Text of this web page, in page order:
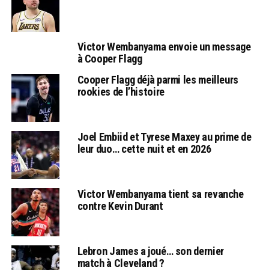
Victor Wembanyama envoie un message
à Cooper Flagg
Cooper Flagg déjà parmi les meilleurs
rookies de l’histoire
Joel Embiid et Tyrese Maxey au prime de
leur duo… cette nuit et en 2026
Victor Wembanyama tient sa revanche
contre Kevin Durant
Lebron James a joué… son dernier
match à Cleveland ?